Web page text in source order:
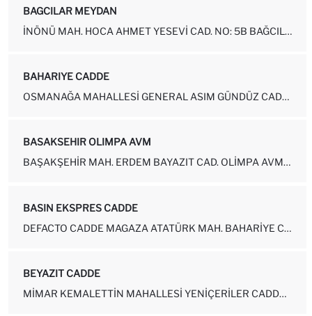
BAGCILAR MEYDAN
İNÖNÜ MAH. HOCA AHMET YESEVI CAD. NO: 5B BAĞCILAR İSTANBUL
BAHARIYE CADDE
OSMANAĞA MAHALLESI GENERAL ASIM GÜNDÜZ CADDESI NUMARA: 33A-1 KADIKÖ...
BASAKSEHIR OLIMPA AVM
BAŞAKŞEHIR MAH. ERDEM BAYAZIT CAD. OLIMPA AVM NO: 5-12-15 BAŞAKŞEH...
BASIN EKSPRES CADDE
DEFACTO CADDE MAGAZA ATATÜRK MAH. BAHARIYE CAD. NO: 2-1 HALKALI
BEYAZIT CADDE
MIMAR KEMALETTIN MAHALLESI YENIÇERILER CADDESI NUMARA: 77B FATIH-İS...